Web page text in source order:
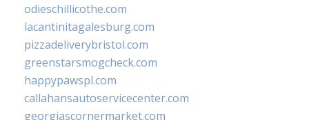
odieschillicothe.com
lacantinitagalesburg.com
pizzadeliverybristol.com
greenstarsmogcheck.com
happypawspl.com
callahansautoservicecenter.com
georgiascornermarket.com